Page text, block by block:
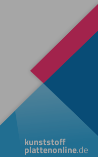
kunststoff
plattenonline.de